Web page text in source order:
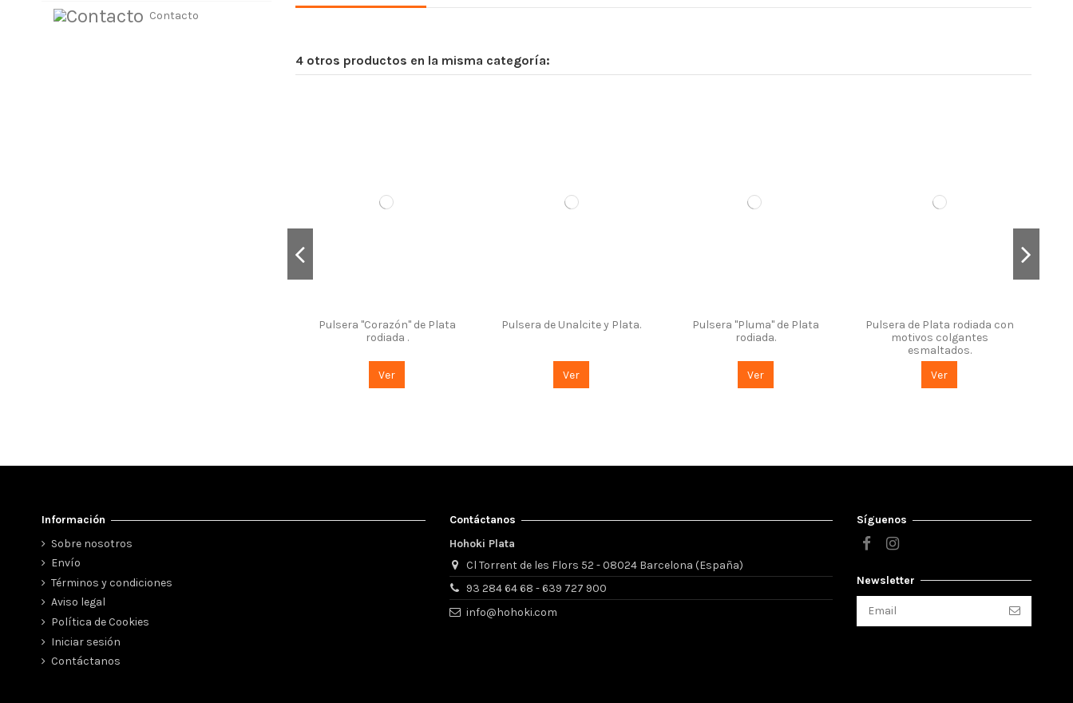
4 otros productos en la misma categoría:
Pulsera "Corazón" de Plata
rodiada .
Ver
Pulsera de Unalcite y Plata.
Ver
Pulsera "Pluma" de Plata
rodiada.
Ver
Pulsera de Plata rodiada con
motivos colgantes
esmaltados.
Ver
Contacto
Información
Sobre nosotros
Envío
Términos y condiciones
Aviso legal
Política de Cookies
Iniciar sesión
Contáctanos
Contáctanos
Hohoki Plata
Cl Torrent de les Flors 52 - 08024 Barcelona (España)
93 284 64 68 - 639 727 900
info@hohoki.com
Síguenos
Newsletter